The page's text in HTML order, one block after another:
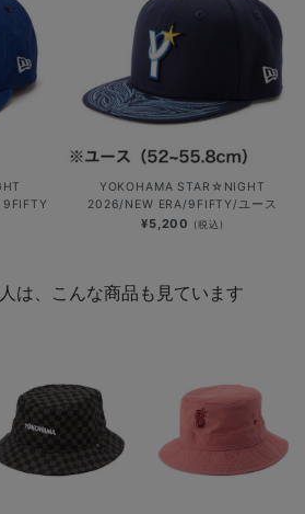
YOKOHAMA STAR☆NIGHT
2026/NEW ERA/9FIFTY/ユース
¥5,200 (税込)
は、こんな商品も見ています